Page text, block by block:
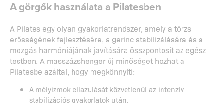
A görgők használata a Pilatesben
A Pilates egy olyan gyakorlatrendszer, amely a törzs
erősségének fejlesztésére, a gerinc stabilizálására és a
mozgás harmóniájának javítására összpontosít az egész
testben. A masszázshenger új minőséget hozhat a
Pilatesbe azáltal, hogy megkönnyíti:
A mélyizmok ellazulását közvetlenül az intenzív
stabilizációs gyakorlatok után.